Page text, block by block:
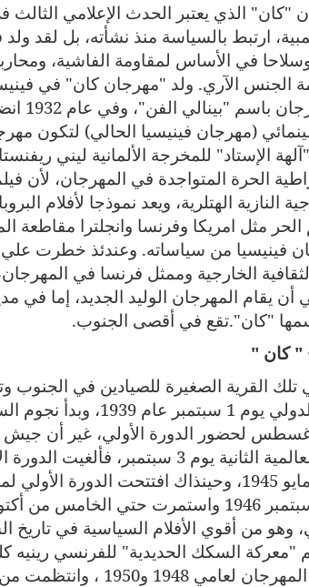
الذي يعتبر الحدث الإعلامي الثالث
ارتبط بالسياسة منذ نشأته، بل لقد
وسلاحا في الأساس لمقاومة الفاشية،
الآري. ولد "مهرجان كان" في
ينظم
(مهرجان فينيسيا الحالي) لتكون
فاز فيلم "آلهة الإستاد" للمخرجة الألمانية
الحرة المتواجدة في المهرجان، لأن
الهتلرية، ويعد نموذجا لأفلام
مثل امريكا وفرنسا وانجلترا مقاطعة
مهرجان فينيسيا من سياساته. وعندئذ خطرت
الخارجية وممثل فرنسا في
يقام المهرجان الوليد الجديد، إما في
"كان".تقع في أقصى الجنوب.
" كان "
القرية الصغيرة للصيادين في الجنوب
لمهرجان "كان" السينمائي
أغسطس ، وأعلنت الحرب العالمية الثانية يوم
انتهاء الحرب في الثامن من مايو 1945، وحينذاك
الدولي) – في العشرين من سبتمبر 1946 واستمرت
من أقوي الأفلام السياسية في تاريخ
"معركة السكك الحديدية" للفرنسي
الموارد المالية ألغيت دورتي